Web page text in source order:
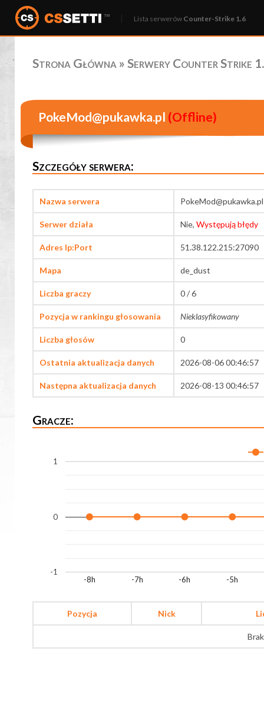
Lista serwerów Counter-Strike 1.6
Strona Główna » Serwery Counter Strike
PokeMod@pukawka.pl (Offline)
Szczegóły serwera:
Nazwa serwera PokeMod@pukawka.pl
Serwer działa Nie, Występują błędy
Adres Ip:Port 51.38.122.215:27090
Mapa de_dust
Liczba graczy 0 / 6
Pozycja w rankingu głosowania Nieklasyfikowany
Liczba głosów 0
Ostatnia aktualizacja danych 2026-08-06 00:46:57
Następna aktualizacja danych 2026-08-13 00:46:57
Gracze:
-8h -7h -6h -5h
-1
0
1
Pozycja Nick